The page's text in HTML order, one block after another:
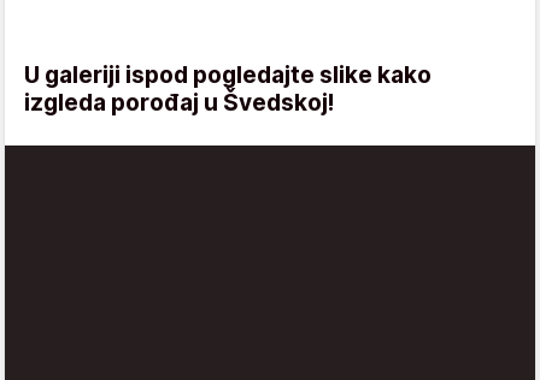
U galeriji ispod pogledajte slike kako
izgleda porođaj u Švedskoj!